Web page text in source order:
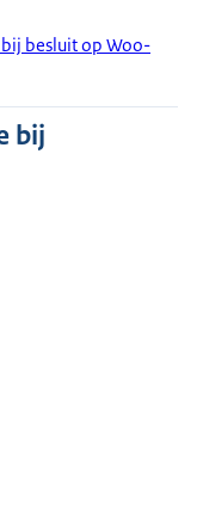
besluit op Woo-
bij